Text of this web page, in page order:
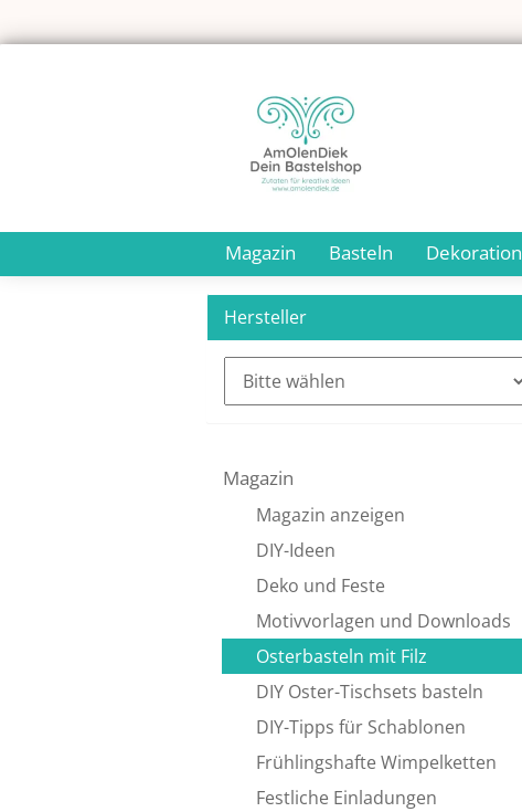
Magazin Basteln Dekoration
Hersteller
Magazin
Magazin anzeigen
DIY-Ideen
Deko und Feste
Motivvorlagen und Downloads
Osterbasteln mit Filz
DIY Oster-Tischsets basteln
DIY-Tipps für Schablonen
Frühlingshafte Wimpelketten
Festliche Einladungen